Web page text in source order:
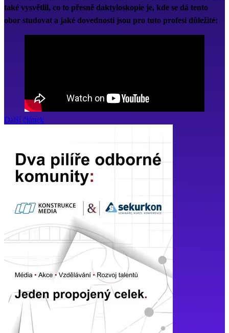
také vysvětlil, co to přesně daktyloskopie je, kde se dá tento
obor studovat a jaké dovednosti jsou pro tuto profesi důležité:
Další článek